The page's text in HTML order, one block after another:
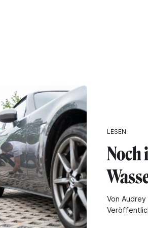
LESEN
Noch
Von Audrey